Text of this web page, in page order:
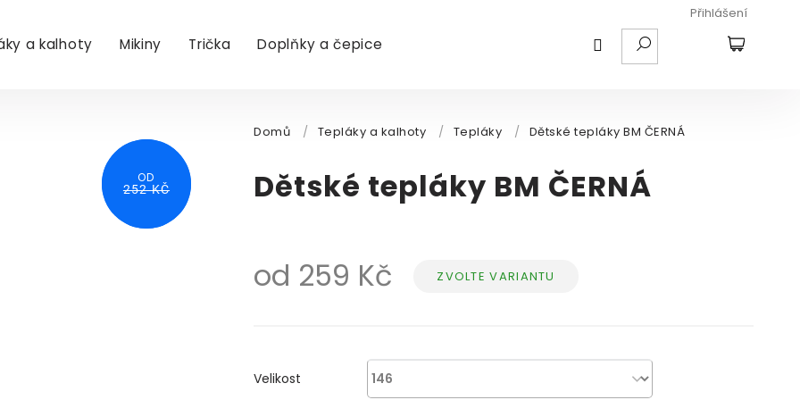
Přihlášení
HLEDAT
NÁKUPNÍ
a kalhoty Mikiny Trička Doplňky a čepice
OD
269 KČ
OD
252 KČ
Domů / Tepláky a kalhoty / Tepláky / Dětské tepláky BM ČERNÁ
Dětské tepláky BM ČERNÁ
od 259 Kč Měrná
ZVOLTE VARIANTU
Velikost